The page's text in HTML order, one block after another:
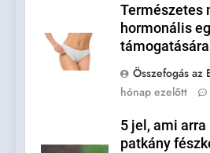
Természetes
hormonális
támogatására
Összefogás az
hónap ezelőtt
5 jel, ami arra
patkány